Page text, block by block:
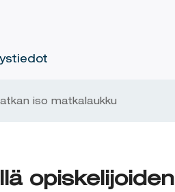
iso matkalaukku
opiskelijoiden